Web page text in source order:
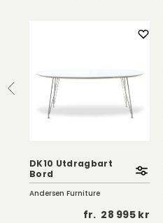
DK10 Utdragbart
Bord
Andersen Furniture
fr. 28 995 kr